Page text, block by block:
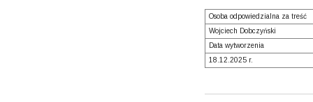
Osoba odpowiedzialna za treść
Wojciech Dobczyński
Data wytworzenia
18.12.2025 r.